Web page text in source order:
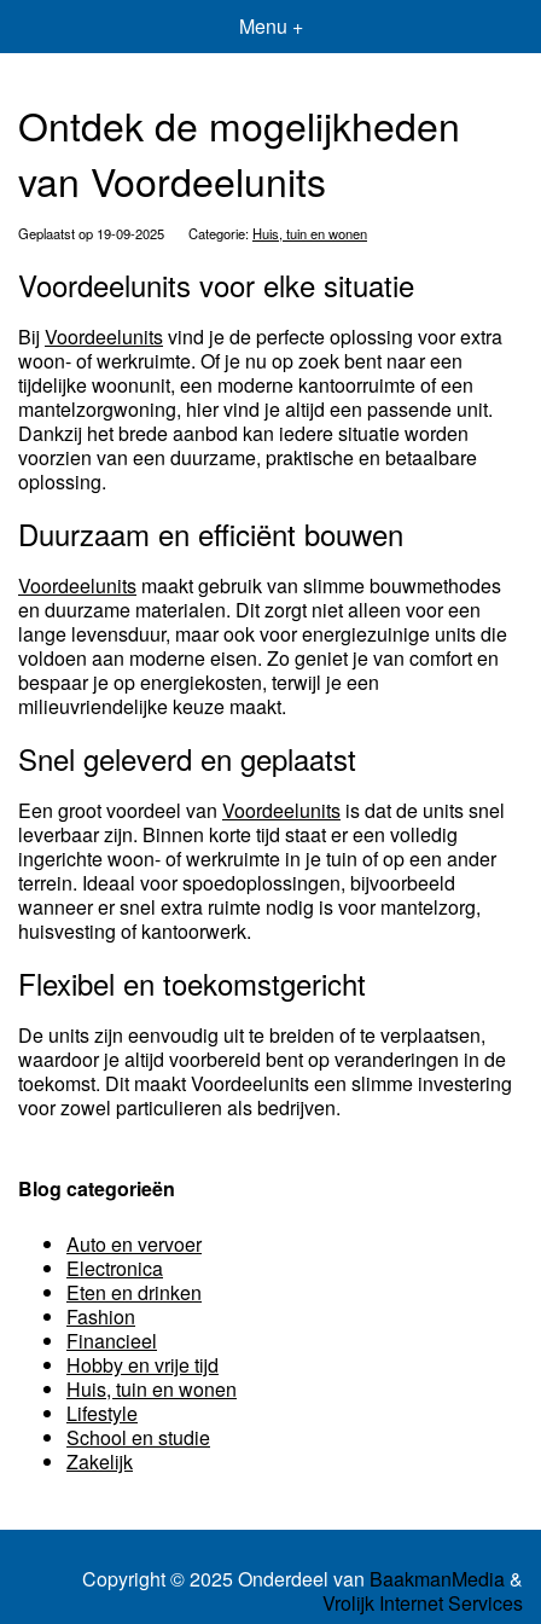
Menu +
Ontdek de mogelijkheden
van Voordeelunits
Geplaatst op 19-09-2025 Categorie: Huis, tuin en wonen
Voordeelunits voor elke situatie
BijVoordeelunitsvind je de perfecte oplossing voor extra
woon- of werkruimte. Of je nu op zoek bent naar een
tijdelijke woonunit, een moderne kantoorruimte of een
mantelzorgwoning, hier vind je altijd een passende unit.
Dankzij het brede aanbod kan iedere situatie worden
voorzien van een duurzame, praktische en betaalbare
oplossing.
Duurzaam en efficiënt bouwen
Voordeelunits maakt gebruik van slimme bouwmethodes
en duurzame materialen. Dit zorgt niet alleen voor een
lange levensduur, maar ook voor energiezuinige units die
voldoen aan moderne eisen. Zo geniet je van comfort en
bespaar je op energiekosten, terwijl je een
milieuvriendelijke keuze maakt.
Snel geleverd en geplaatst
Een groot voordeel van Voordeelunits is dat de units snel
leverbaar zijn. Binnen korte tijd staat er een volledig
ingerichte woon- of werkruimte in je tuin of op een ander
terrein. Ideaal voor spoedoplossingen, bijvoorbeeld
wanneer er snel extra ruimte nodig is voor mantelzorg,
huisvesting of kantoorwerk.
Flexibel en toekomstgericht
De units zijn eenvoudig uit te breiden of te verplaatsen,
waardoor je altijd voorbereid bent op veranderingen in de
toekomst. Dit maakt Voordeelunits een slimme investering
voor zowel particulieren als bedrijven.
Blog categorieën
Auto en vervoer
Electronica
Eten en drinken
Fashion
Financieel
Hobby en vrije tijd
Huis, tuin en wonen
Lifestyle
School en studie
Zakelijk
Copyright © 2025 Onderdeel van BaakmanMedia&
Vrolijk Internet Services